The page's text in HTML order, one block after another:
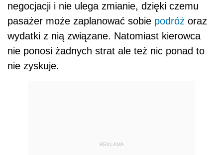
negocjacji i nie ulega zmianie, dzięki czemu
pasażer może zaplanować sobie podróż oraz
wydatki z nią związane. Natomiast kierowca
nie ponosi żadnych strat ale też nic ponad to
nie zyskuje.
REKLAMA